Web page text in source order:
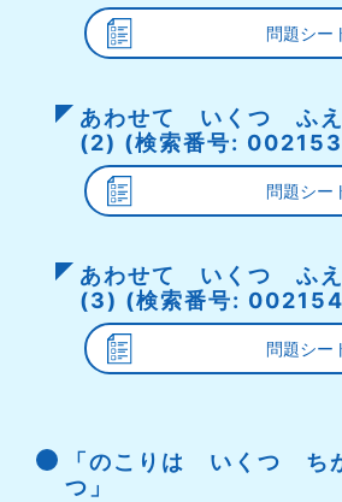
問題シー
あわせて いくつ ふ
(2) (検索番号:
問題シー
あわせて いくつ ふ
(3) (検索番号:
問題シー
「のこりは いくつ ち
つ」